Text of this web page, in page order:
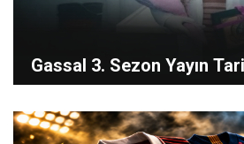
Gassal 3. Sezon Yayın